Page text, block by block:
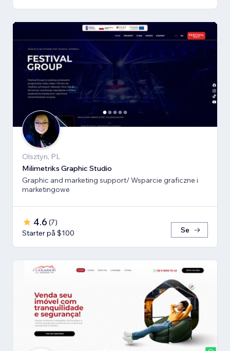
Olsztyn, PL
Milimetriks Graphic Studio
Graphic and marketing support/ Wsparcie graficzne i
marketingowe
4.6 (7)
Starter på $100
Se